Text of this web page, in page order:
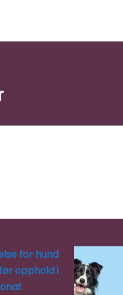
for hund
opphold i